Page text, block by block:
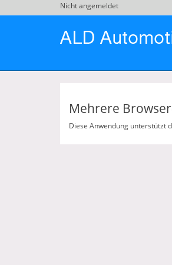
Nicht angemeldet
Mehrere
Diese Anwendung unterstützt